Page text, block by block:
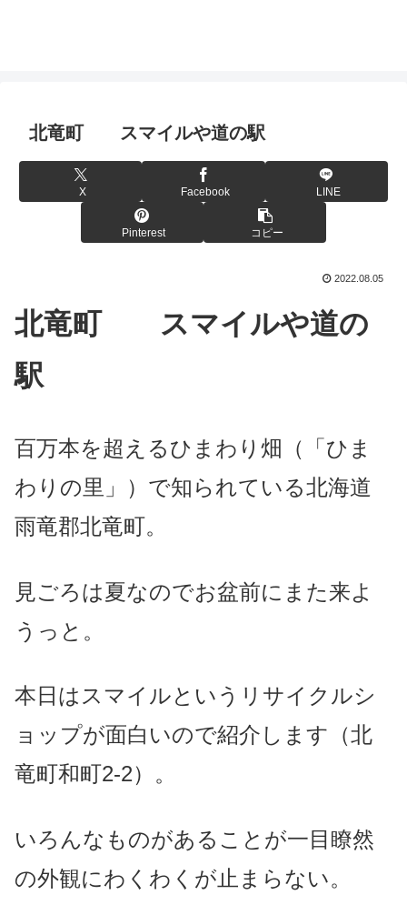
北竜町 スマイルや道の駅
X Facebook LINE
Pinterest コピー
2022.08.05
北竜町 スマイルや道の
駅
百万本を超えるひまわり畑（「ひま
わりの里」）で知られている北海道
雨竜郡北竜町。
見ごろは夏なのでお盆前にまた来よ
うっと。
本日はスマイルというリサイクルシ
ョップが面白いので紹介します（北
竜町和町2-2）。
いろんなものがあることが一目瞭然
の外観にわくわくが止まらない。